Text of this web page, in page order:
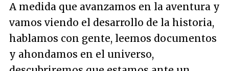
A medida que avanzamos en la aventura y
vamos viendo el desarrollo de la historia,
hablamos con gente, leemos documentos
y ahondamos en el universo,